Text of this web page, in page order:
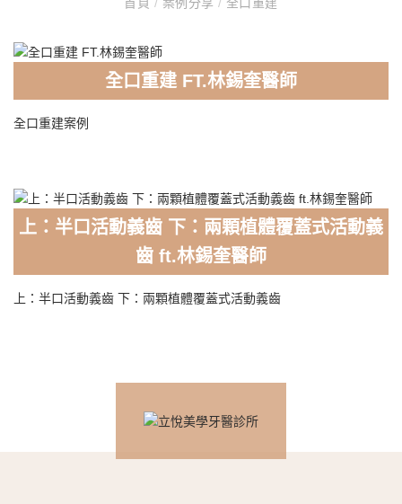
全口重建 FT.林錫奎醫師
全口重建案例
上：半口活動義齒 下：兩顆植體覆蓋式活動義
齒 ft.林錫奎醫師
上：半口活動義齒 下：兩顆植體覆蓋式活動義齒